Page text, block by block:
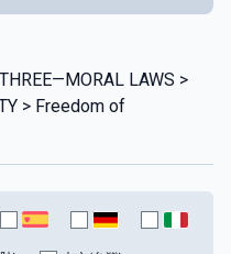
LAWS >
> Freedom of